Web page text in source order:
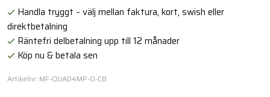
Handla tryggt – välj mellan faktura, kort, swish eller
direktbetalning
Räntefri delbetalning upp till 12 månader
Köp nu & betala sen
Artikelnr: MF-QUAD4MP-O-CB